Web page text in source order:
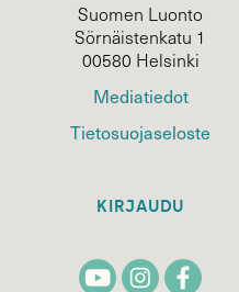
Suomen Luonto
Sörnäistenkatu 1
00580 Helsinki
Mediatiedot
Tietosuojaseloste
KIRJAUDU